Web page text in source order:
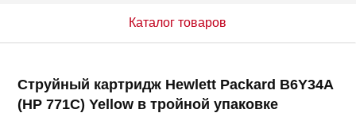
Каталог товаров
Струйный картридж Hewlett Packard B6Y34A
(HP 771C) Yellow в тройной упаковке